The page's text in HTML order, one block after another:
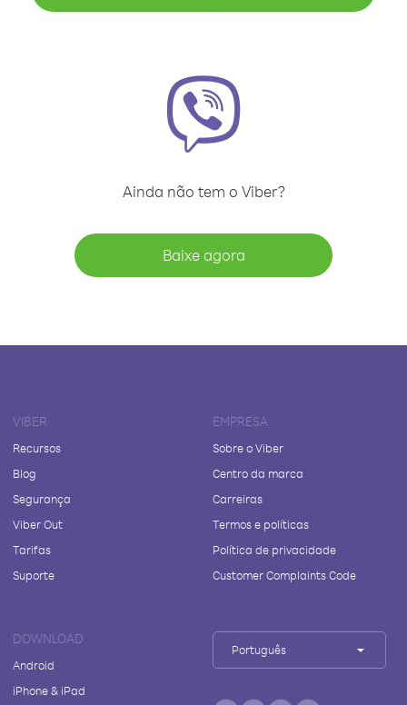
Ainda não tem o Viber?
Baixe agora
VIBER
Recursos
Blog
Segurança
Viber Out
Tarifas
Suporte
EMPRESA
Sobre o Viber
Centro da marca
Carreiras
Termos e políticas
Política de privacidade
Customer Complaints Code
DOWNLOAD
Android
iPhone & iPad
Português